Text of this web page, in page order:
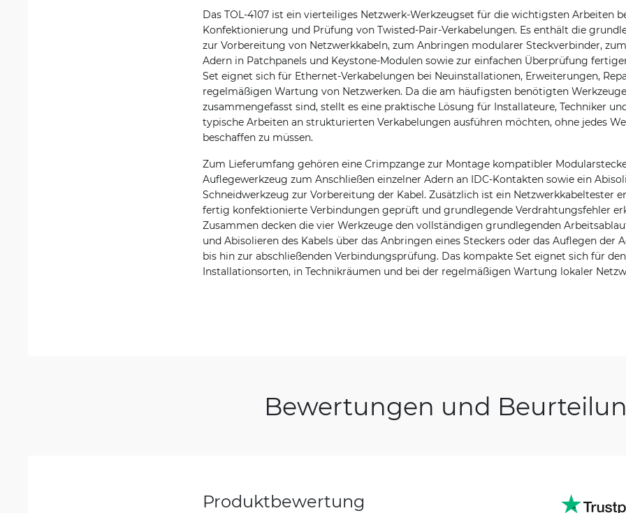
Das TOL-4107 ist ein vierteiliges Netzwerk-Werkzeugset für die wichtigsten Arbeiten
Konfektionierung und Prüfung von Twisted-Pair-Verkabelungen. Es enthält die
zur Vorbereitung von Netzwerkkabeln, zum Anbringen modularer Steckverbinder,
Adern in Patchpanels und Keystone-Modulen sowie zur einfachen Überprüfung
Set eignet sich für Ethernet-Verkabelungen bei Neuinstallationen, Erweiterungen,
regelmäßigen Wartung von Netzwerken. Da die am häufigsten benötigten
zusammengefasst sind, stellt es eine praktische Lösung für Installateure, Techniker
typische Arbeiten an strukturierten Verkabelungen ausführen möchten, ohne jedes
beschaffen zu müssen.
Zum Lieferumfang gehören eine Crimpzange zur Montage kompatibler
Auflegewerkzeug zum Anschließen einzelner Adern an IDC-Kontakten sowie ein
Schneidwerkzeug zur Vorbereitung der Kabel. Zusätzlich ist ein Netzwerkkabeltester
fertig konfektionierte Verbindungen geprüft und grundlegende Verdrahtungsfehler
Zusammen decken die vier Werkzeuge den vollständigen grundlegenden
und Abisolieren des Kabels über das Anbringen eines Steckers oder das Auflegen der
bis hin zur abschließenden Verbindungsprüfung. Das kompakte Set eignet sich für
Installationsorten, in Technikräumen und bei der regelmäßigen Wartung lokaler
Bewertungen und
Produktbewertung